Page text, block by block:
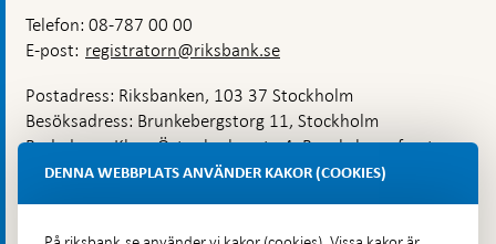
Telefon: 08-787 00 00
E-post: registratorn@riksbank.se
Postadress: Riksbanken, 103 37 Stockholm
Besöksadress: Brunkebergstorg 11, Stockholm
Budadress: Klara Östra kyrkogata 4, Brunkebergsfaret,
Lastplats 6
DENNA WEBBPLATS ANVÄNDER KAKOR (COOKIES)